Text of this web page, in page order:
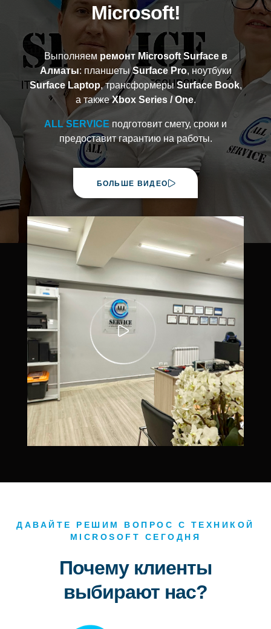
Microsoft!
Выполняем ремонт Microsoft Surface в
Алматы: планшетыSurface Pro, ноутбуки
Surface Laptop, трансформерыSurface Book,
а такжеXbox Series / One.
ALL SERVICE подготовит смету, сроки и
предоставит гарантию на работы.
БОЛЬШЕ ВИДЕО
ДАВАЙТЕ РЕШИМ ВОПРОС С ТЕХНИКОЙ
MICROSOFT СЕГОДНЯ
Почему клиенты
выбирают нас?